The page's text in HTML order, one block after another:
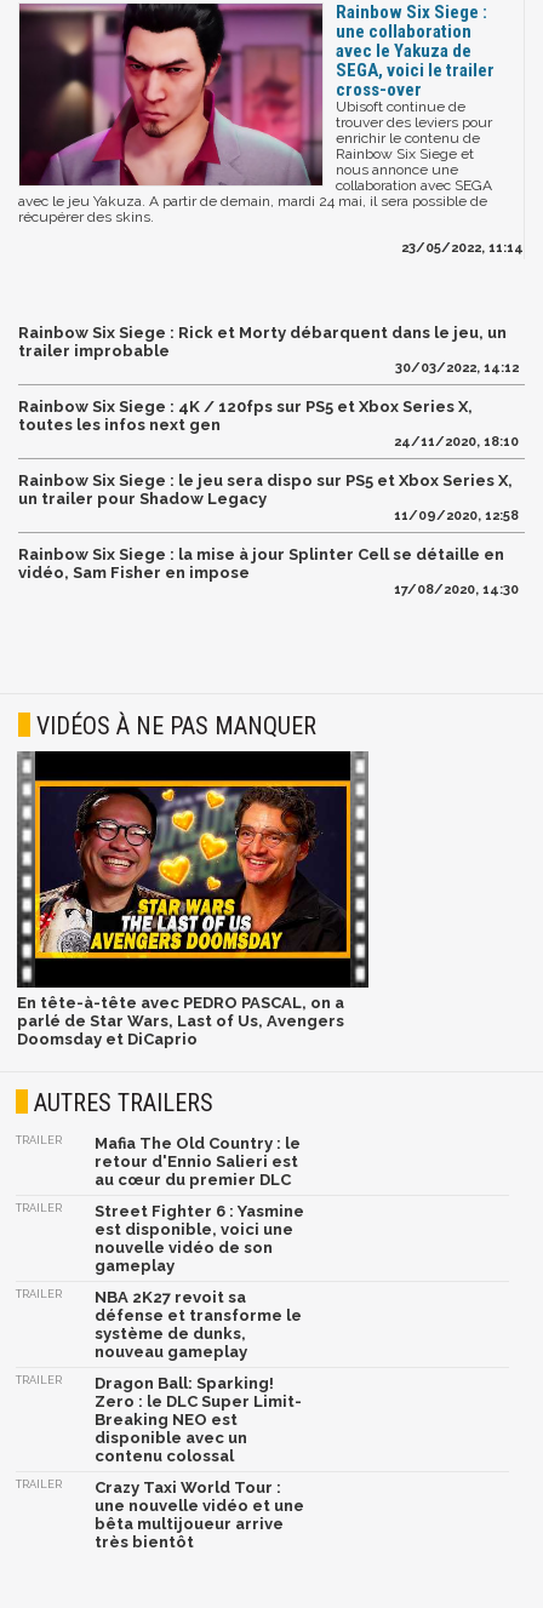
Rainbow Six Siege :
une collaboration
avec le Yakuza de
SEGA, voici le trailer
cross-over
Ubisoft continue de
trouver des leviers pour
enrichir le contenu de
Rainbow Six Siege et
nous annonce une
collaboration avec SEGA
avec le jeu Yakuza. A partir de demain, mardi 24 mai, il sera possible de
récupérer des skins.
23/05/2022, 11:14
Rainbow Six Siege : Rick et Morty débarquent dans le jeu, un
trailer improbable
30/03/2022, 14:12
Rainbow Six Siege : 4K / 120fps sur PS5 et Xbox Series X,
toutes les infos next gen
24/11/2020, 18:10
Rainbow Six Siege : le jeu sera dispo sur PS5 et Xbox Series X,
un trailer pour Shadow Legacy
11/09/2020, 12:58
Rainbow Six Siege : la mise à jour Splinter Cell se détaille en
vidéo, Sam Fisher en impose
17/08/2020, 14:30
VIDÉOS À NE PAS MANQUER
En tête-à-tête avec PEDRO PASCAL, on a
parlé de Star Wars, Last of Us, Avengers
Doomsday et DiCaprio
AUTRES TRAILERS
TRAILER
Mafia The Old Country : le
retour d'Ennio Salieri est
au cœur du premier DLC
TRAILER
Street Fighter 6 : Yasmine
est disponible, voici une
nouvelle vidéo de son
gameplay
TRAILER
NBA 2K27 revoit sa
défense et transforme le
système de dunks,
nouveau gameplay
TRAILER
Dragon Ball: Sparking!
Zero : le DLC Super Limit-
Breaking NEO est
disponible avec un
contenu colossal
TRAILER
Crazy Taxi World Tour :
une nouvelle vidéo et une
bêta multijoueur arrive
très bientôt